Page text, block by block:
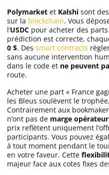
Polymarket et Kalshi sont des
sur la blockchain. Vous
l’USDC pour acheter des
prédiction est correcte,
0 $. Des smart contracts
sans aucune intervention
dans le code et ne peuvent
route.
Acheter une part « France
les Bleus soulèvent le
Contrairement aux
n’ont pas de marge opérateur
prix reflètent uniquement
participants. Vous pouvez
à tout moment pendant le
en votre faveur. Cette
majeur face aux cotes fixes